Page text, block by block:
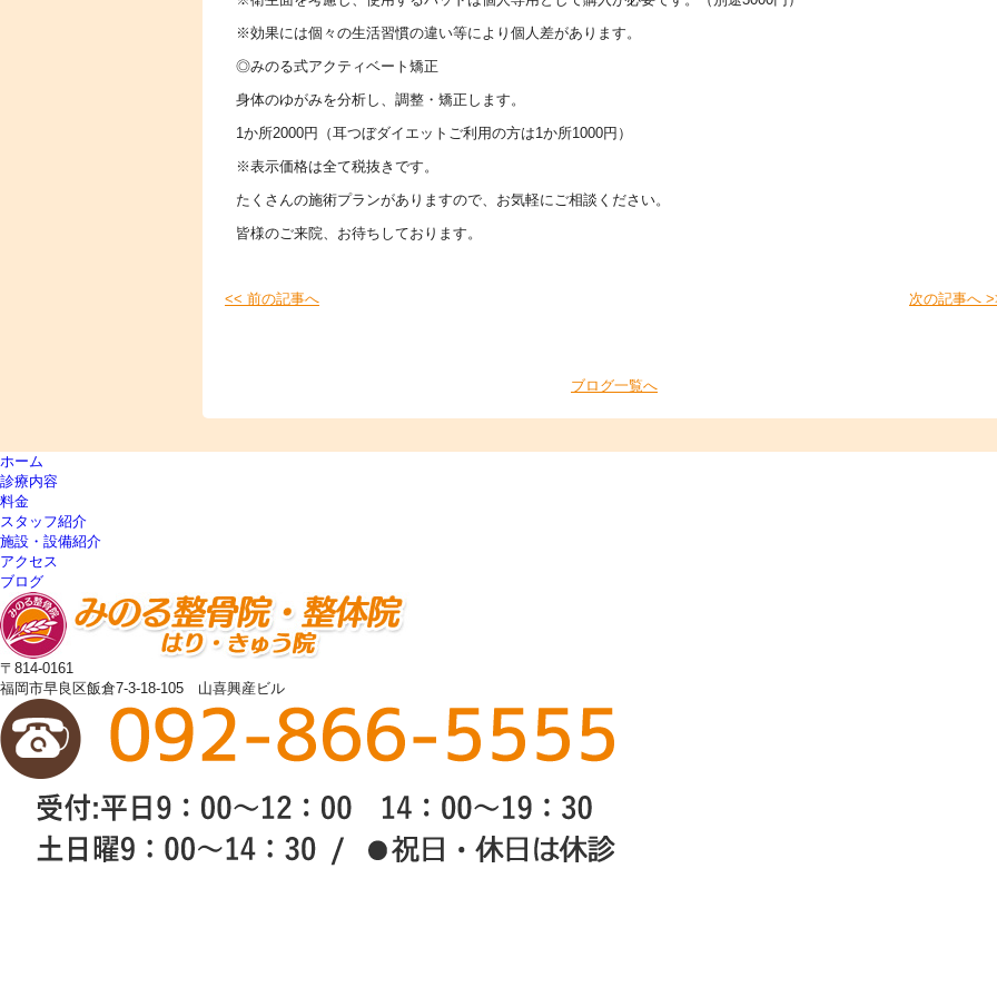
※効果には個々の生活習慣の違い等により個人差があります。
◎みのる式アクティベート矯正
身体のゆがみを分析し、調整・矯正します。
1か所2000円（耳つぼダイエットご利用の方は1か所1000円）
※表示価格は全て税抜きです。
たくさんの施術プランがありますので、お気軽にご相談ください。
皆様のご来院、お待ちしております。
<< 前の記事へ 次の記事へ
ブログ一覧へ
ホーム
診療内容
料金
スタッフ紹介
施設・設備紹介
アクセス
ブログ
〒814-0161
福岡市早良区飯倉7-3-18-105 山喜興産ビル